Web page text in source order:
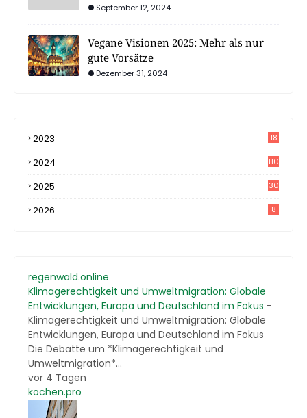
September 12, 2024
Vegane Visionen 2025: Mehr als nur
gute Vorsätze
Dezember 31, 2024
2023
18
2024 110
2025 30
2026 8
regenwald.online
Klimagerechtigkeit und Umweltmigration: Globale
Entwicklungen, Europa und Deutschland im Fokus -
Klimagerechtigkeit und Umweltmigration: Globale
Entwicklungen, Europa und Deutschland im Fokus
Die Debatte um *Klimagerechtigkeit und
Umweltmigration*...
vor 4 Tagen
kochen.pro